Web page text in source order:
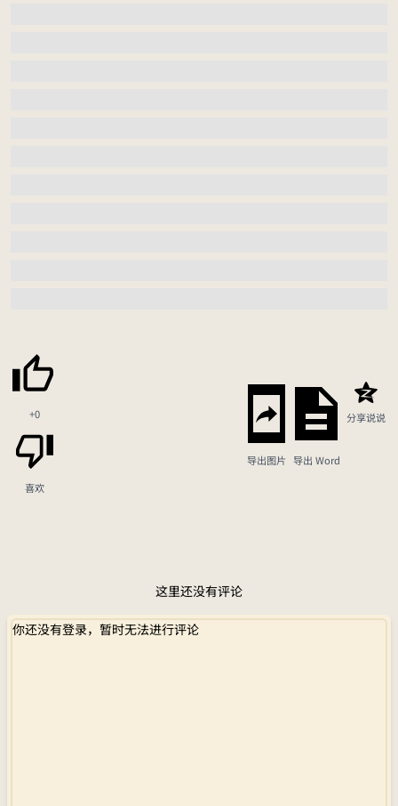
+0
喜欢
导出图片 导出 Word
分享说说
这里还没有评论
你还没有登录，暂时无法进行评论